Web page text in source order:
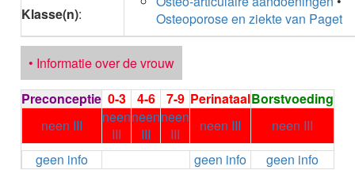
AGALSIDASE bèta
AGOMELATINE
ALBIGLUTIDE
ALBUTREPENONACOG ALFA
Stollingsfactor IX; Factor IX
ALCOHOL
ETHANOL
ALECTINIB
ALEMTUZUMAB
Klasse(n):
Osteoporose en ziekte van Paget
• Informatie over de vrouw
Preconceptie 0-3 4-6 7-9 PerinataalBorstvoeding
neen III
neen
III
neen
III
neen
III
neen III
neen III
geen info
geen info
geen info